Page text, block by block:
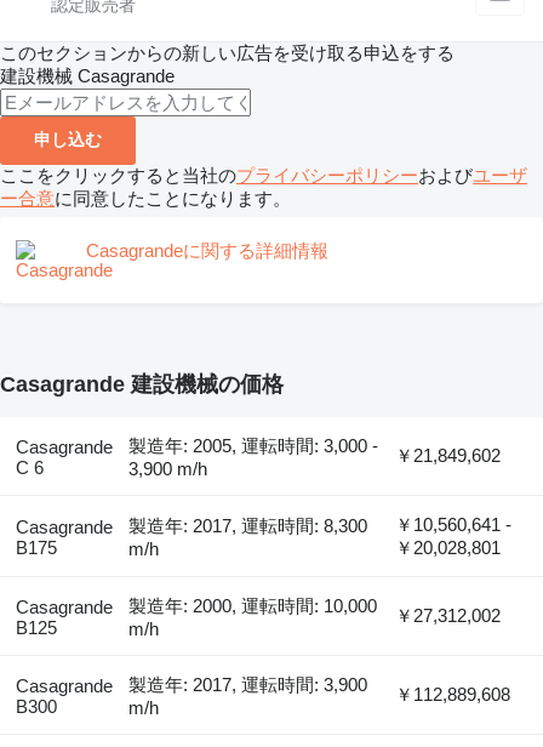
このセクションからの新しい広告を受け取る申込をする
建設機械 Casagrande
申し込む
ここをクリックすると当社のプライバシーポリシーおよびユーザ
ー合意に同意したことになります。
Casagrandeに関する詳細情報
Casagrande 建設機械の価格
Casagrande
C 6
製造年: 2005, 運転時間: 3,000 -
3,900 m/h
￥21,849,602
Casagrande
B175
製造年: 2017, 運転時間: 8,300
m/h
￥10,560,641 -
￥20,028,801
Casagrande
B125
製造年: 2000, 運転時間: 10,000
m/h
￥27,312,002
Casagrande
B300
製造年: 2017, 運転時間: 3,900
m/h
￥112,889,608